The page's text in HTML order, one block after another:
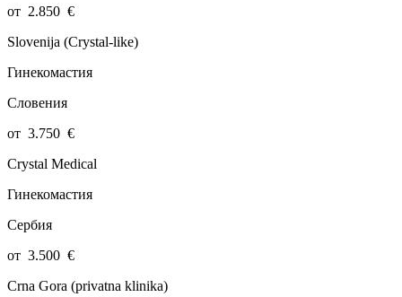
от 2.850 €
Slovenija (Crystal-like)
Гинекомастия
Словения
от 3.750 €
Crystal Medical
Гинекомастия
Сербия
от 3.500 €
Crna Gora (privatna klinika)